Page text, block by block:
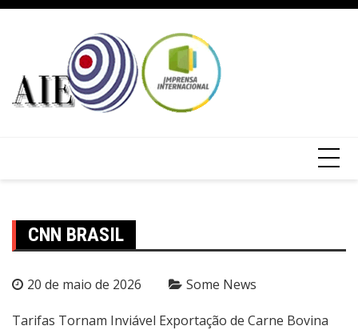
CNN BRASIL
20 de maio de 2026 Some News
Tarifas Tornam Inviável Exportação de Carne Bovina